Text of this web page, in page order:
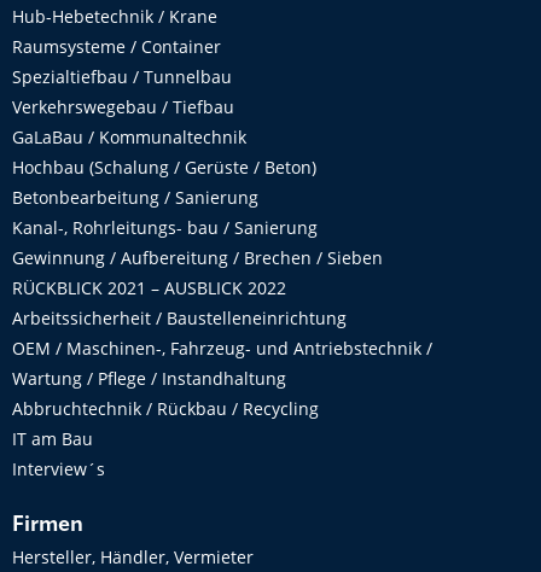
Hub-Hebetechnik / Krane
Raumsysteme / Container
Spezialtiefbau / Tunnelbau
Verkehrswegebau / Tiefbau
GaLaBau / Kommunaltechnik
Hochbau (Schalung / Gerüste / Beton)
Betonbearbeitung / Sanierung
Kanal-, Rohrleitungs- bau / Sanierung
Gewinnung / Aufbereitung / Brechen / Sieben
RÜCKBLICK 2021 – AUSBLICK 2022
Arbeitssicherheit / Baustelleneinrichtung
OEM / Maschinen-, Fahrzeug- und Antriebstechnik /
Wartung / Pflege / Instandhaltung
Abbruchtechnik / Rückbau / Recycling
IT am Bau
Interview´s
Firmen
Hersteller, Händler, Vermieter